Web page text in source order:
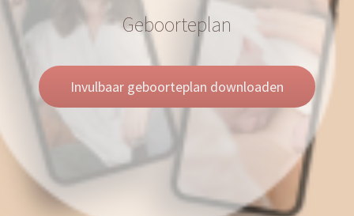
Geboorteplan
Invulbaar geboorteplan downloaden